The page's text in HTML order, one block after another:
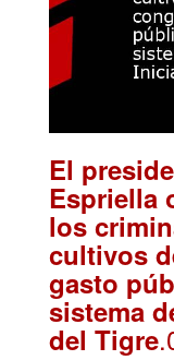
El
Espriella
los
cultivos
gasto
sistema
del Tigre